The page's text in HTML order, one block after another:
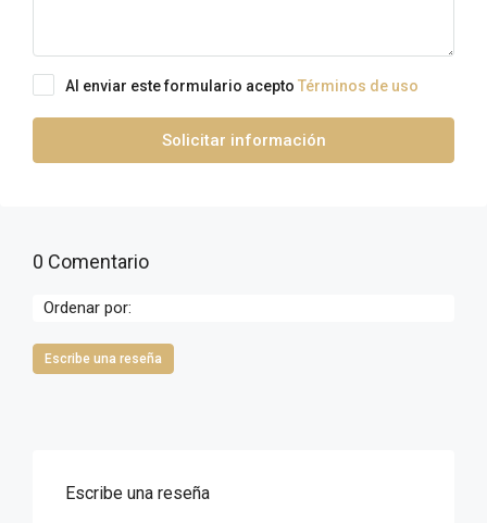
Al enviar este formulario acepto Términos de uso
Solicitar información
0 Comentario
Ordenar por:
Escribe una reseña
Escribe una reseña